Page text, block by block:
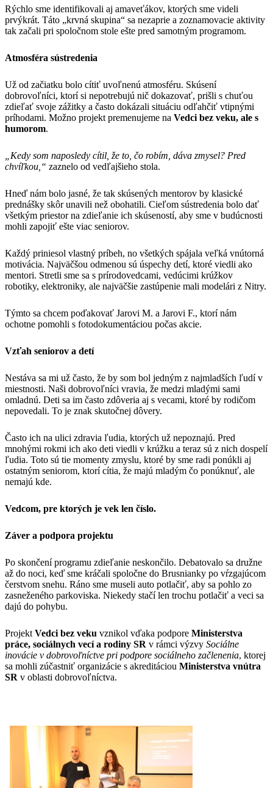
Rýchlo sme identifikovali aj amaveťákov, ktorých sme videli
prvýkrát. Táto „krvná skupina“ sa nezaprie a zoznamovacie aktivity
tak začali pri spoločnom stole ešte pred samotným programom.
Atmosféra sústredenia
Už od začiatku bolo cítiť uvoľnenú atmosféru. Skúsení
dobrovoľníci, ktorí si nepotrebujú nič dokazovať, prišli s chuťou
zdieľať svoje zážitky a často dokázali situáciu odľahčiť vtipnými
príhodami. Možno projekt premenujeme na Vedci bez veku, ale s
humorom.
„Kedy som naposledy cítil, že to, čo robím, dáva zmysel? Pred
chvíľkou,“ zaznelo od vedľajšieho stola.
Hneď nám bolo jasné, že tak skúsených mentorov by klasické
prednášky skôr unavili než obohatili. Cieľom sústredenia bolo dať
všetkým priestor na zdieľanie ich skúseností, aby sme v budúcnosti
mohli zapojiť ešte viac seniorov.
Každý priniesol vlastný príbeh, no všetkých spájala veľká vnútorná
motivácia. Najväčšou odmenou sú úspechy detí, ktoré viedli ako
mentori. Stretli sme sa s prírodovedcami, vedúcimi krúžkov
robotiky, elektroniky, ale najväčšie zastúpenie mali modelári z Nitry.
Týmto sa chcem poďakovať Jarovi M. a Jarovi F., ktorí nám
ochotne pomohli s fotodokumentáciou počas akcie.
Vzťah seniorov a detí
Nestáva sa mi už často, že by som bol jedným z najmladších ľudí v
miestnosti. Naši dobrovoľníci vravia, že medzi mladými sami
omladnú. Deti sa im často zdôveria aj s vecami, ktoré by rodičom
nepovedali. To je znak skutočnej dôvery.
Často ich na ulici zdravia ľudia, ktorých už nepoznajú. Pred
mnohými rokmi ich ako deti viedli v krúžku a teraz sú z nich dospelí
ľudia. Toto sú tie momenty zmyslu, ktoré by sme radi ponúkli aj
ostatným seniorom, ktorí cítia, že majú mladým čo ponúknuť, ale
nemajú kde.
Vedcom, pre ktorých je vek len číslo.
Záver a podpora projektu
Po skončení programu zdieľanie neskončilo. Debatovalo sa družne
až do noci, keď sme kráčali spoločne do Brusnianky po vŕzgajúcom
čerstvom snehu. Ráno sme museli auto potlačiť, aby sa pohlo zo
zasneženého parkoviska. Niekedy stačí len trochu potlačiť a veci sa
dajú do pohybu.
Projekt Vedci bez veku vznikol vďaka podpore Ministerstva
práce, sociálnych vecí a rodiny SR v rámci výzvy Sociálne
inovácie v dobrovoľníctve pri podpore sociálneho začlenenia, ktorej
sa mohli zúčastniť organizácie s akreditáciou Ministerstva vnútra
SR v oblasti dobrovoľníctva.